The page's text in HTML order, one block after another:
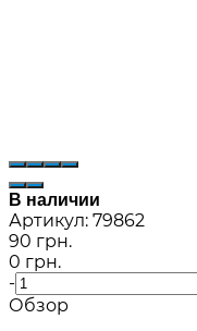
В наличии
Артикул: 79862
90 грн.
0 грн.
-
Обзор